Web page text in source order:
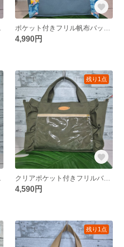
4,990円
残り1点
クリアポケット付きフリルバック
4,590円
残り1点